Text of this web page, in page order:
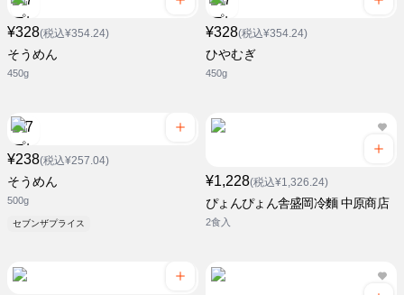
¥328(税込¥354.24)
そうめん
450g
¥328(税込¥354.24)
ひやむぎ
450g
¥238(税込¥257.04)
そうめん
500g
セブンザプライス
¥1,228(税込¥1,326.24)
ぴょんぴょん舎盛岡冷麵 中原商店
2食入